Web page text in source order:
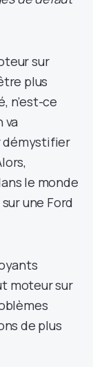
sur
plus
n’est-ce
va
démystifier
le monde
une Ford
moteur sur
de plus